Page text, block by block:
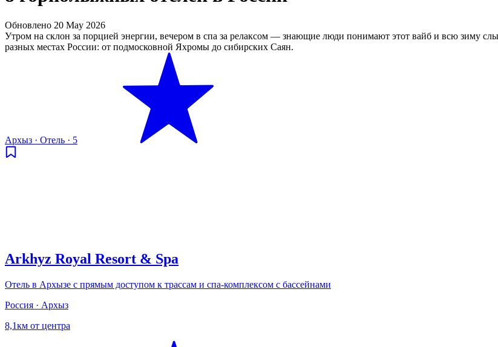
Обновлено 20 May 2026
Утром на склон за порцией энергии, вечером в спа за релаксом — знающие люди понимают этот вайб и всю зиму
разных местах России: от подмосковной Яхромы до сибирских Саян.
Архыз · Отель · 5
Arkhyz Royal Resort & Spa
Отель в Архызе с прямым доступом к трассам и спа-комплексом с бассейнами
Россия · Архыз
8,1км от центра